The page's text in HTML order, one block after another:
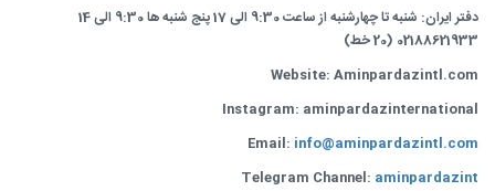
دفتر ایران: شنبه تا چهارشنبه از ساعت 9:30 الی 17 پنج شنبه ها 9:30 الی 14
02188621933 (20 خط)
Website: Aminpardazintl.com
Instagram: aminpardazinternational
Email: info@aminpardazintl.com
Telegram Channel: aminpardazint